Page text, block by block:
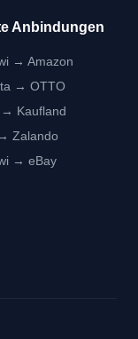
Anbindungen
→ Amazon
→ OTTO
→ Kaufland
Zalando
→ eBay